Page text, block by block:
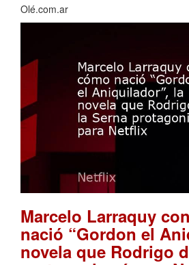
Olé.com.ar
Marcelo Larraquy
nació “Gordon el
novela que Rodrigo